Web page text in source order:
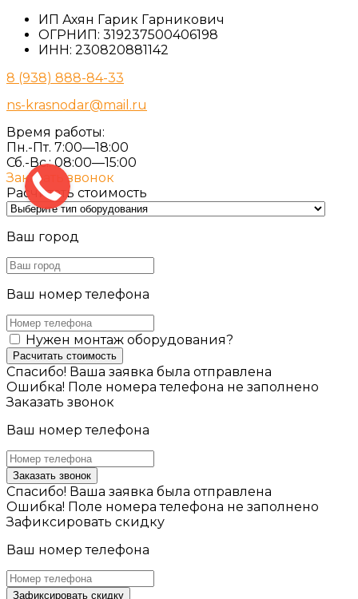
ИП Ахян Гарик Гарникович
ОГРНИП: 319237500406198
ИНН: 230820881142
8 (938) 888-84-33
ns-krasnodar@mail.ru
Время работы:
Пн.-Пт. 7:00—18:00
Сб.-Вс.: 08:00—15:00
Заказать звонок
Расчитать стоимость
Ваш город
Ваш номер телефона
Нужен монтаж оборудования?
Расчитать стоимость
Спасибо! Ваша заявка была отправлена
Ошибка! Поле номера телефона не заполнено
Заказать звонок
Ваш номер телефона
Заказать звонок
Спасибо! Ваша заявка была отправлена
Ошибка! Поле номера телефона не заполнено
Зафиксировать скидку
Ваш номер телефона
Зафиксировать скидку